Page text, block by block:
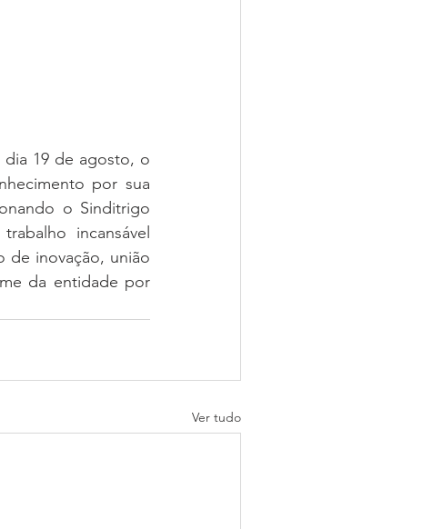
19 de agosto, o
por sua
o Sinditrigo
incansável
de inovação, união
da entidade por
Ver tudo